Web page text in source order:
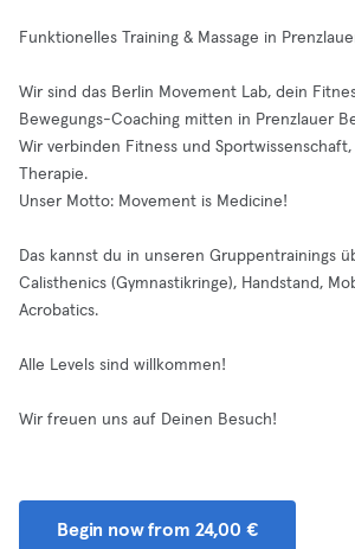
Funktionelles Training & Massage in
Wir sind das Berlin Movement Lab, dein
Bewegungs-Coaching mitten in Prenzlauer
Wir verbinden Fitness und
Therapie.
Unser Motto: Movement is Medicine!
Das kannst du in unseren Gruppentrainings
Calisthenics (Gymnastikringe), Handstand,
Acrobatics.
Alle Levels sind willkommen!
Wir freuen uns auf Deinen Besuch!
Begin now from 24,00 €